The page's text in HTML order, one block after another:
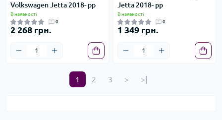
Volkswagen Jetta 2018- рр
В наявності
0
2 268 грн.
Jetta 2018- рр
В наявності
0
1 349 грн.
1 2 3 > >|